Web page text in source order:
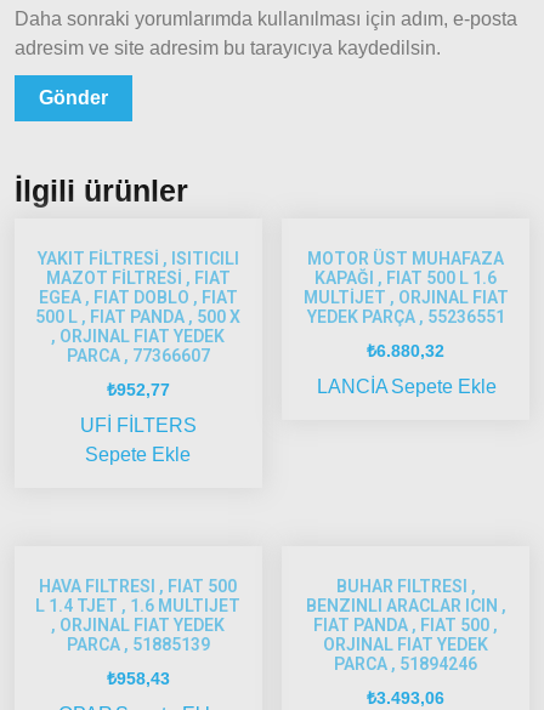
1997-
2002
Albea
2005
2005
Model
ve Üstü
Strada
Bravo
1995-
2001
Bravo
2007-
2014
Marea
Daha sonraki yorumlarımda kullanılması için adım, e-posta
adresim ve site adresim bu tarayıcıya kaydedilsin.
İlgili ürünler
YAKIT FİLTRESİ , ISITICILI
MAZOT FİLTRESİ , FIAT
EGEA , FIAT DOBLO , FIAT
500 L , FIAT PANDA , 500 X
, ORJINAL FIAT YEDEK
PARCA , 77366607
₺952,77
UFİ FİLTERS
Sepete Ekle
MOTOR ÜST MUHAFAZA
KAPAĞI , FIAT 500 L 1.6
MULTİJET , ORJINAL FIAT
YEDEK PARÇA , 55236551
₺6.880,32
LANCİA Sepete Ekle
HAVA FILTRESI , FIAT 500
L 1.4 TJET , 1.6 MULTIJET
, ORJINAL FIAT YEDEK
PARCA , 51885139
₺958,43
BUHAR FILTRESI ,
BENZINLI ARACLAR ICIN ,
FIAT PANDA , FIAT 500 ,
ORJINAL FIAT YEDEK
PARCA , 51894246
₺3.493,06